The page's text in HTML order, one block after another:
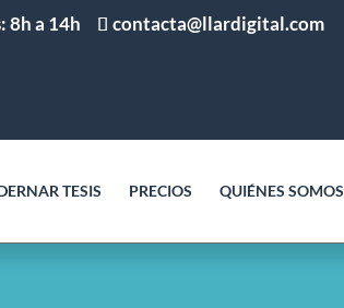
8h a 14h contacta@llardigital.com
TESIS PRECIOS QUIÉNES SOMOS